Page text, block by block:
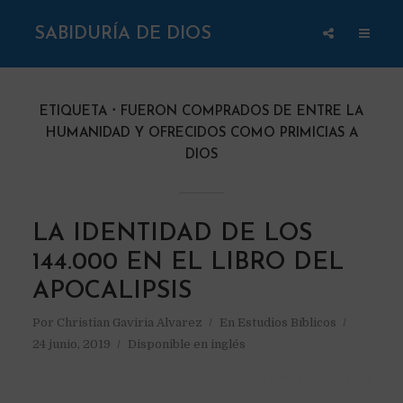
SABIDURÍA DE DIOS
ETIQUETA
FUERON COMPRADOS DE ENTRE LA
HUMANIDAD Y OFRECIDOS COMO PRIMICIAS A
DIOS
LA IDENTIDAD DE LOS
144.000 EN EL LIBRO DEL
APOCALIPSIS
Por Christian Gaviria Alvarez En Estudios Bíblicos
24 junio, 2019
Disponible en inglés